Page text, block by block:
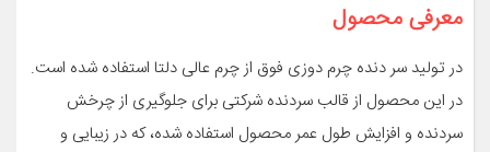
معرفی محصول
در تولید سر دنده چرم دوزی فوق از چرم عالی دلتا استفاده شده است.
در این محصول از قالب سردنده شرکتی برای جلوگیری از چرخش
سردنده و افزایش طول عمر محصول استفاده شده، که در زیبایی و